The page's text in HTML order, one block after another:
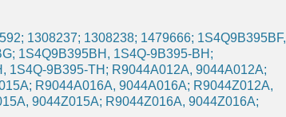
1308237; 1308238; 1479666; 1S4Q9B395BF,
1S4Q9B395BH, 1S4Q-9B395-BH;
1S4Q-9B395-TH; R9044A012A, 9044A012A;
R9044A016A, 9044A016A; R9044Z012A,
9044Z015A; R9044Z016A, 9044Z016A;